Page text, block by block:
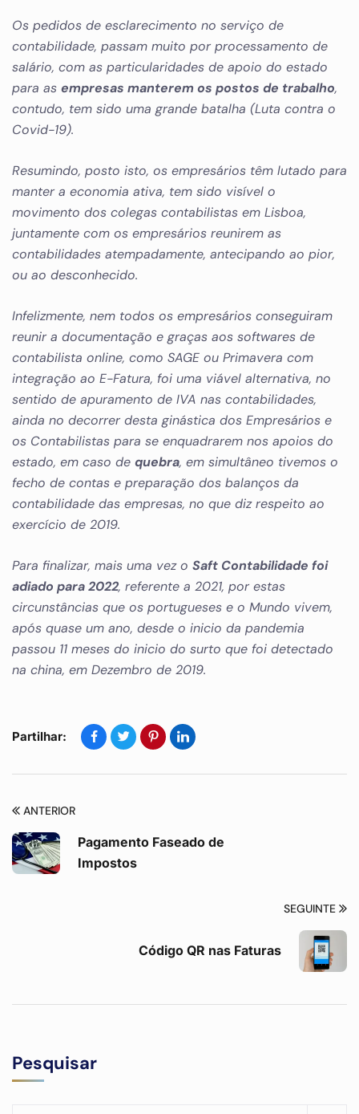
Os pedidos de esclarecimento no serviço de
contabilidade, passam muito por processamento de
salário, com as particularidades de apoio do estado
para as empresas manterem os postos de trabalho,
contudo, tem sido uma grande batalha (Luta contra o
Covid-19).
Resumindo, posto isto, os empresários têm lutado para
manter a economia ativa, tem sido visível o
movimento dos colegas contabilistas em Lisboa,
juntamente com os empresários reunirem as
contabilidades atempadamente, antecipando ao pior,
ou ao desconhecido.
Infelizmente, nem todos os empresários conseguiram
reunir a documentação e graças aos softwares de
contabilista online, como SAGE ou Primavera com
integração ao E-Fatura, foi uma viável alternativa, no
sentido de apuramento de IVA nas contabilidades,
ainda no decorrer desta ginástica dos Empresários e
os Contabilistas para se enquadrarem nos apoios do
estado, em caso de quebra, em simultâneo tivemos o
fecho de contas e preparação dos balanços da
contabilidade das empresas, no que diz respeito ao
exercício de 2019.
Para finalizar, mais uma vez o Saft Contabilidade foi
adiado para 2022, referente a 2021, por estas
circunstâncias que os portugueses e o Mundo vivem,
após quase um ano, desde o inicio da pandemia
passou 11 meses do inicio do surto que foi detectado
na china, em Dezembro de 2019.
Partilhar:
ANTERIOR
Pagamento Faseado de
Impostos
SEGUINTE
Código QR nas Faturas
Pesquisar